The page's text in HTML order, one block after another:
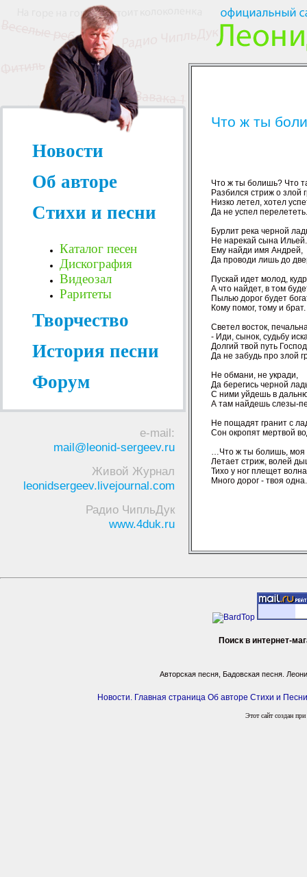
Новости
Об авторе
Стихи и песни
Каталог песен
Дискография
Видеозал
Раритеты
Творчество
История песни
Форум
e-mail:
mail@leonid-sergeev.ru
Живой Журнал
leonidsergeev.livejournal.com
Радио ЧипльДук
www.4duk.ru
Что ж ты
Что ж ты болишь? Что
Разбился стриж о злой
Низко летел, хотел
Да не успел перелететь.
Бурлит река черной
Не нарекай сына Ильей.
Ему найди имя Андрей,
Да проводи лишь до
Пускай идет молод,
А что найдет, в том
Пылью дорог будет
Кому помог, тому и брат.
Светел восток,
- Иди, сынок, судьбу
Долгий твой путь
Да не забудь про злой
Не обмани, не укради,
Да берегись черной
С ними уйдешь в
А там найдешь слезы-
Не пощадят гранит с
Сон окропят мертвой
…Что ж ты болишь,
Летает стриж, волей
Тихо у ног плещет
Много дорог - твоя одна.
Поиск в интернет-
Авторская песня, Бадовская песня.
Новости. Главная страница Об авторе Стихи и Песни
Этот сайт создан